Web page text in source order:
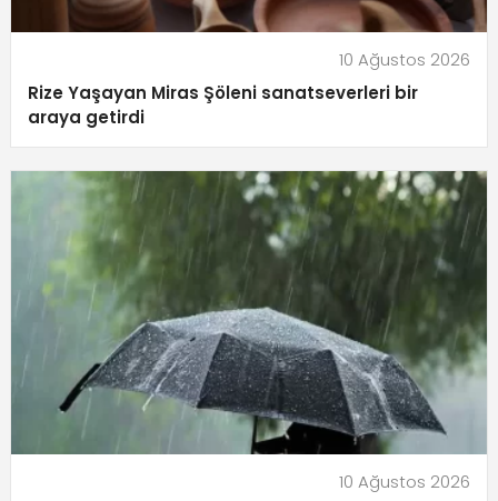
10 Ağustos 2026
Rize Yaşayan Miras Şöleni sanatseverleri bir
araya getirdi
10 Ağustos 2026